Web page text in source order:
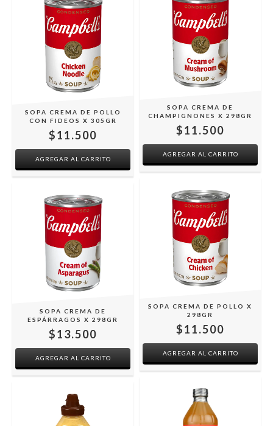
SOPA CREMA DE POLLO
CON FIDEOS X 305GR
$11.500
SOPA CREMA DE
CHAMPIGNONES X 298GR
$11.500
SOPA CREMA DE
ESPÁRRAGOS X 298GR
$13.500
SOPA CREMA DE POLLO X
298GR
$11.500